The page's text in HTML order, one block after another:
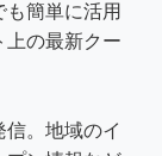
簡単に活用
上の最新クー
。地域のイ